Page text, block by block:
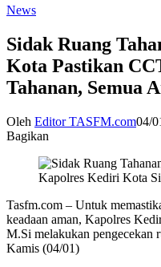
News
Sidak Ruang
Kota Pastikan
Tahanan, Semua
Oleh Editor TASFM.com04/
Bagikan
Kapolres Kediri Kota
Tasfm.com – Untuk
keadaan aman, Kapolres
M.Si melakukan pengecekan
Kamis (04/01)